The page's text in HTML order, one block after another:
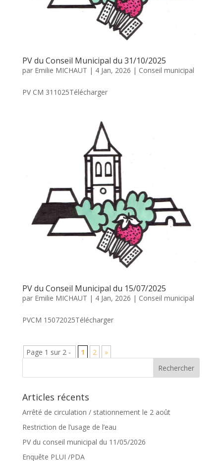
PV du Conseil Municipal du 31/10/2025
par Emilie MICHAUT | 4 Jan, 2026 | Conseil municipal
PV CM 311025Télécharger
PV du Conseil Municipal du 15/07/2025
par Emilie MICHAUT | 4 Jan, 2026 | Conseil municipal
PVCM 15072025Télécharger
Page 1 sur 2 - 1 2 »
Articles récents
Arrêté de circulation / stationnement le 2 août
Restriction de l’usage de l’eau
PV du conseil municipal du 11/05/2026
Enquête PLUI /PDA